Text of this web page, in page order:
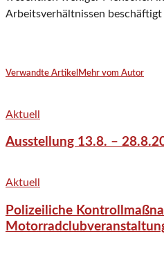
Arbeitsverhältnissen beschäftigt
Verwandte Artikel Mehr vom Autor
Aktuell
Ausstellung 13.8. –
Aktuell
Polizeiliche